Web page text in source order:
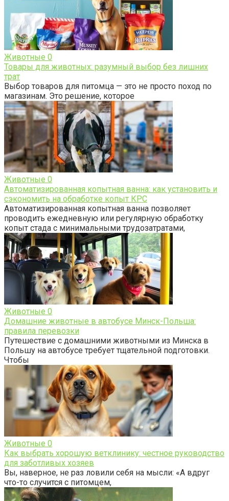
Животные 0
Товары для животных: разумный выбор без лишних
трат
Выбор товаров для питомца — это не просто поход по
магазинам. Это решение, которое
Животные 0
Автоматизированная копытная ванна: как установить и
сэкономить на обработке копыт КРС
Автоматизированная копытная ванна позволяет
проводить ежедневную или регулярную обработку
копыт стада с минимальными трудозатратами,
Животные 0
Домашние животные в автобусе Минск-Польша:
правила перевозки
Путешествие с домашними животными из Минска в
Польшу на автобусе требует тщательной подготовки.
Чтобы
Животные 0
Как выбрать хорошую ветклинику: честное руководство
для заботливых хозяев
Вы, наверное, не раз ловили себя на мысли: «А вдруг
что-то случится с питомцем,